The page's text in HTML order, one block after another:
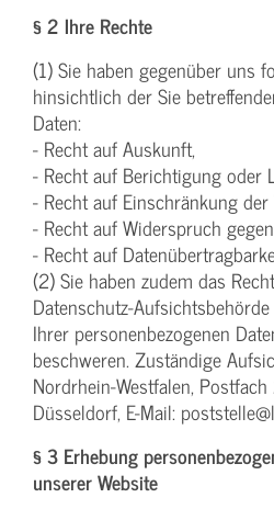
§ 2 Ihre Rechte
(1) Sie haben gegenüber uns
hinsichtlich der Sie
Daten:
- Recht auf Auskunft,
- Recht auf Berichtigung oder
- Recht auf Einschränkung
- Recht auf Widerspruch
- Recht auf
(2) Sie haben zudem das
Datenschutz-
Ihrer personenbezogenen
beschweren. Zuständige
Nordrhein-Westfalen,
Düsseldorf, E-Mail:
§ 3 Erhebung
unserer Website